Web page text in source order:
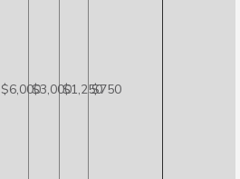
$6,000$3,000$1,250$750